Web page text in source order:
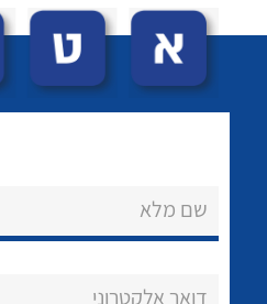
לכל מוצרי היצרן
שם מלא
דואר אלקטרוני